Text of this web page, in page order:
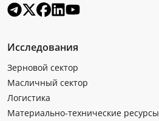
Исследования
Зерновой сектор
Масличный сектор
Логистика
Материально-технические ресурсы